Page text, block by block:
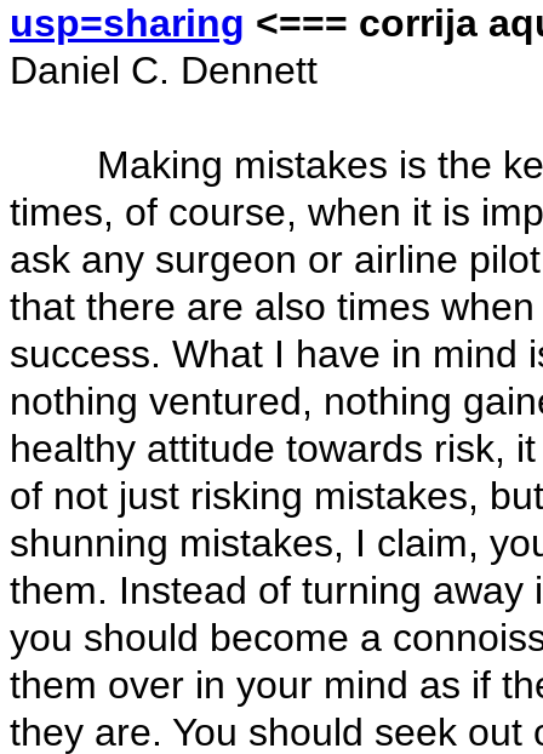
usp=sharing <=== corrija
Daniel C. Dennett
Making mistakes is the
times, of course, when it is
ask any surgeon or airline
that there are also times
success. What I have in mind
nothing ventured, nothing
healthy attitude towards risk,
of not just risking mistakes,
shunning mistakes, I claim,
them. Instead of turning
you should become a
them over in your mind as if
they are. You should seek